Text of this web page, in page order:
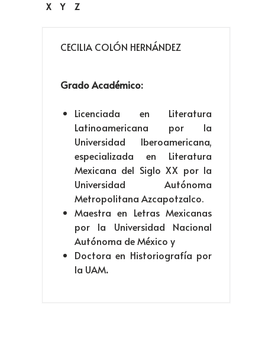
X
Y Z
CECILIA COLÓN HERNÁNDEZ
Grado Académico:
Licenciada en Literatura
Latinoamericana por la
Universidad Iberoamericana,
especializada en Literatura
Mexicana del Siglo XX por la
Universidad Autónoma
Metropolitana Azcapotzalco.
Maestra en Letras Mexicanas
por la Universidad Nacional
Autónoma de México y
Doctora en Historiografía por
la UAM.